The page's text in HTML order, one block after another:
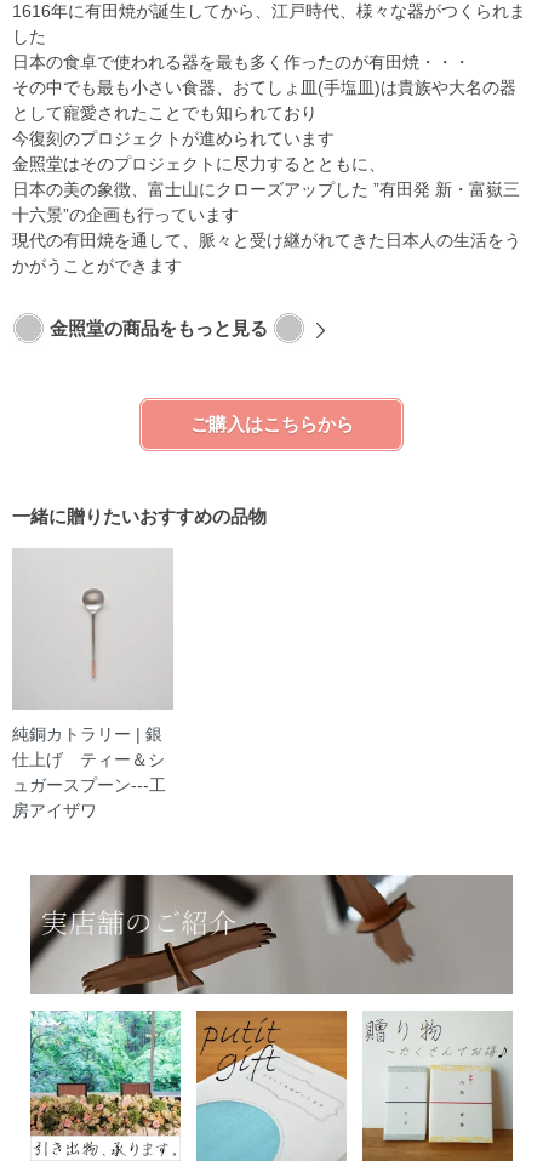
1616年に有田焼が誕生してから、江戸時代、様々な器がつくられま
した
日本の食卓で使われる器を最も多く作ったのが有田焼・・・
その中でも最も小さい食器、おてしょ皿(手塩皿)は貴族や大名の器
として寵愛されたことでも知られており
今復刻のプロジェクトが進められています
金照堂はそのプロジェクトに尽力するとともに、
日本の美の象徴、富士山にクローズアップした ”有田発 新・富嶽三
十六景”の企画も行っています
現代の有田焼を通して、脈々と受け継がれてきた日本人の生活をう
かがうことができます
金照堂の商品をもっと見る
ご購入はこちらから
一緒に贈りたいおすすめの品物
純銅カトラリー | 銀
仕上げ ティー＆シ
ュガースプーン---工
房アイザワ